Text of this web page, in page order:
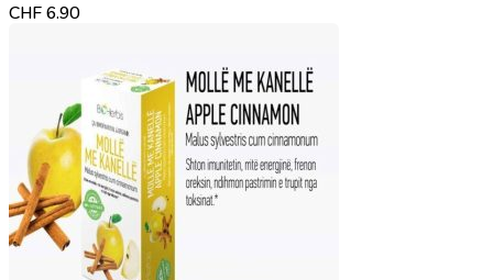
CHF 6.90